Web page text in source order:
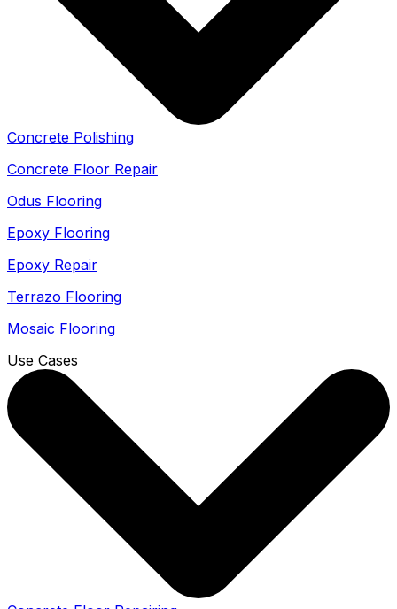
Concrete Polishing
Concrete Floor Repair
Odus Flooring
Epoxy Flooring
Epoxy Repair
Terrazo Flooring
Mosaic Flooring
Use Cases